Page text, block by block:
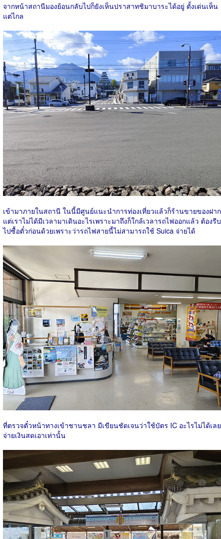
จากหน้าสถานีมองย้อนกลับไปก็ยังเห็นปราสาทชิมาบาระได้อยู่ ตั้งเด่นเห็น
แต่ไกล
เข้ามาภายในสถานี ในนี้มีศูนย์แนะนำการท่องเที่ยวแล้วก็ร้านขายของฝาก
แต่เราไม่ได้มีเวลามาเดินอะไรเพราะมาถึงก็ใกล้เวลารถไฟออกแล้ว ต้องรีบ
ไปซื้อตั๋วก่อนด้วยเพราะว่ารถไฟสายนี้ไม่สามารถใช้ Suica จ่ายได้
ที่ตรวจตั๋วหน้าทางเข้าชานชลา มีเขียนชัดเจนว่าใช้บัตร IC อะไรไม่ได้เลย
จ่ายเงินสดเอาเท่านั้น